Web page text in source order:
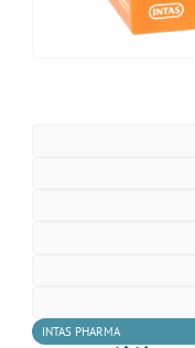
INTAS PHARMA